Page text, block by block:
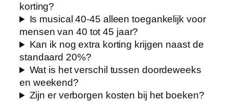
korting?
Is musical 40-45 alleen toegankelijk voor
mensen van 40 tot 45 jaar?
Kan ik nog extra korting krijgen naast de
standaard 20%?
Wat is het verschil tussen doordeweeks
en weekend?
Zijn er verborgen kosten bij het boeken?